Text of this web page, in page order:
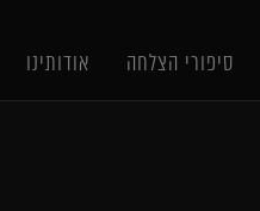
סיפורי הצלחה אודותינו